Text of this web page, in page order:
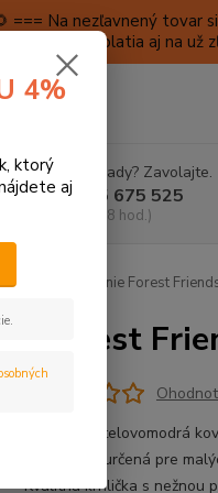
=== Na nezľavnený tovar
, ktoré platia aj na
KONTAKTY
Neviete si rady? Zavolajte.
+421 905 675 525
(Po-Pia, 9-18 hod.)
na zalievanie Forest
Forest
Krásna pastelovomodrá
zeleniny je určená pre
Kvalitná krhlička s nežnou
4%
ktorý
aj